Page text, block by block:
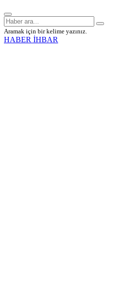
Aramak için bir kelime yazınız.
HABER İHBAR